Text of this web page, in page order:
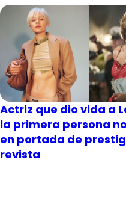
Actriz que dio vida a
la primera persona
en portada de
revista